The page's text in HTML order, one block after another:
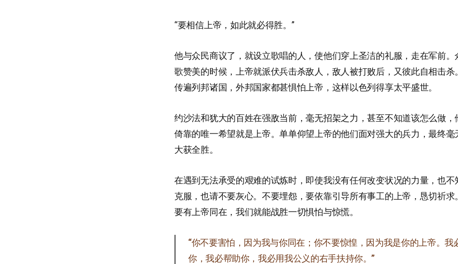
“要相信上帝，如此就必得胜。”
他与众民商议了，就设立歌唱的人，使他们穿上圣洁的礼服，走在军前。
歌赞美的时候，上帝就派伏兵击杀敌人，敌人被打败后，又彼此自相击杀
传遍列邦诸国，外邦国家都甚惧怕上帝，这样以色列得享太平盛世。
约沙法和犹大的百姓在强敌当前，毫无招架之力，甚至不知道该怎么做，
倚靠的唯一希望就是上帝。单单仰望上帝的他们面对强大的兵力，最终毫
大获全胜。
在遇到无法承受的艰难的试炼时，即使我没有任何改变状况的力量，也不
克服，也请不要灰心。不要埋怨，要依靠引导所有事工的上帝，恳切祈求
要有上帝同在，我们就能战胜一切惧怕与惊慌。
“你不要害怕，因为我与你同在；你不要惊惶，因为我是你的上帝。我
你，我必帮助你，我必用我公义的右手扶持你。”